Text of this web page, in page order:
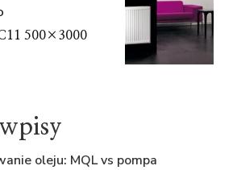
500×3000
oleju: MQL vs pompa